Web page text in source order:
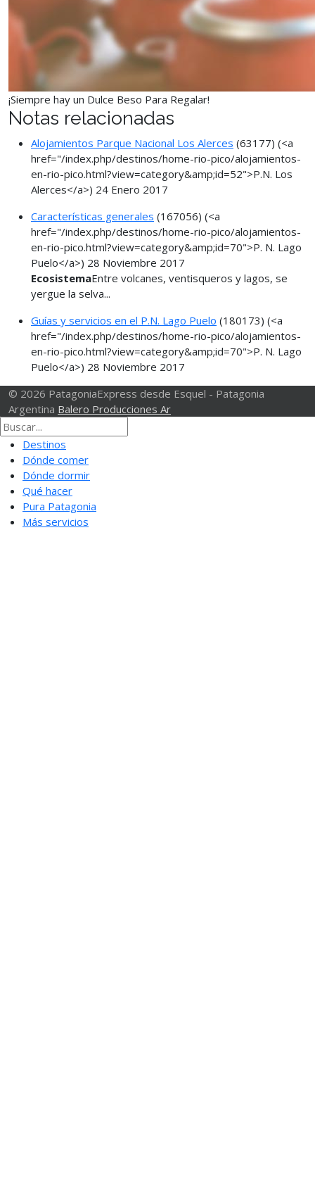
¡Siempre hay un Dulce Beso Para Regalar!
Notas relacionadas
Alojamientos Parque Nacional Los Alerces (63177) (<a
href="/index.php/destinos/home-rio-pico/alojamientos-
en-rio-pico.html?view=category&amp;id=52">P.N. Los
Alerces</a>) 24 Enero 2017
Características generales (167056) (<a
href="/index.php/destinos/home-rio-pico/alojamientos-
en-rio-pico.html?view=category&amp;id=70">P. N. Lago
Puelo</a>) 28 Noviembre 2017
EcosistemaEntre volcanes, ventisqueros y lagos, se
yergue la selva...
Guías y servicios en el P.N. Lago Puelo (180173) (<a
href="/index.php/destinos/home-rio-pico/alojamientos-
en-rio-pico.html?view=category&amp;id=70">P. N. Lago
Puelo</a>) 28 Noviembre 2017
© 2026 PatagoniaExpress desde Esquel - Patagonia
Argentina Balero Producciones Ar
Destinos
Dónde comer
Dónde dormir
Qué hacer
Pura Patagonia
Más servicios